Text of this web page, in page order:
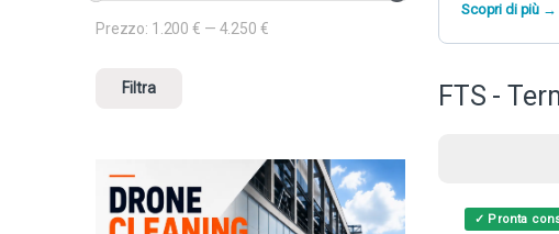
Scopri di più →
FTS -
✓ Pronta
Prezzo Min
Prezzo Max
Filtra
Prezzo: 1.200 € — 4.250 €